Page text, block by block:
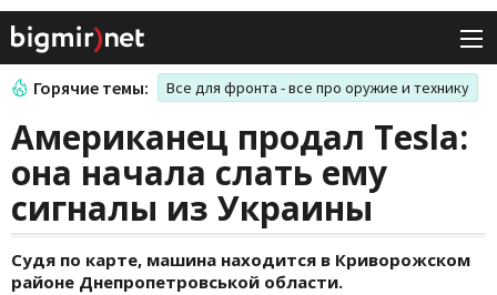
Горячие темы: Все для фронта - все про оружие и технику
Американец продал Tesla:
она начала слать ему
сигналы из Украины
Судя по карте, машина находится в Криворожском
районе Днепропетровськой области.